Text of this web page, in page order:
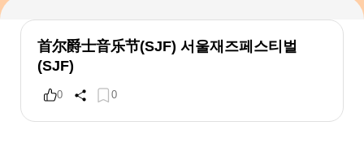
首尔爵士音乐节(SJF) 서울재즈페스티벌
(SJF)
0 0